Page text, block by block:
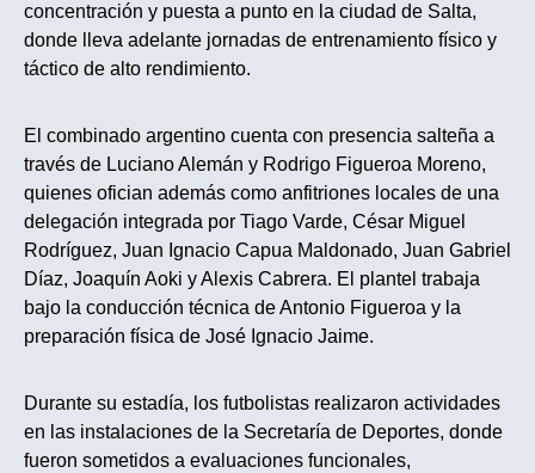
concentración y puesta a punto en la ciudad de Salta,
donde lleva adelante jornadas de entrenamiento físico y
táctico de alto rendimiento.
El combinado argentino cuenta con presencia salteña a
través de Luciano Alemán y Rodrigo Figueroa Moreno,
quienes ofician además como anfitriones locales de una
delegación integrada por Tiago Varde, César Miguel
Rodríguez, Juan Ignacio Capua Maldonado, Juan Gabriel
Díaz, Joaquín Aoki y Alexis Cabrera. El plantel trabaja
bajo la conducción técnica de Antonio Figueroa y la
preparación física de José Ignacio Jaime.
Durante su estadía, los futbolistas realizaron actividades
en las instalaciones de la Secretaría de Deportes, donde
fueron sometidos a evaluaciones funcionales,